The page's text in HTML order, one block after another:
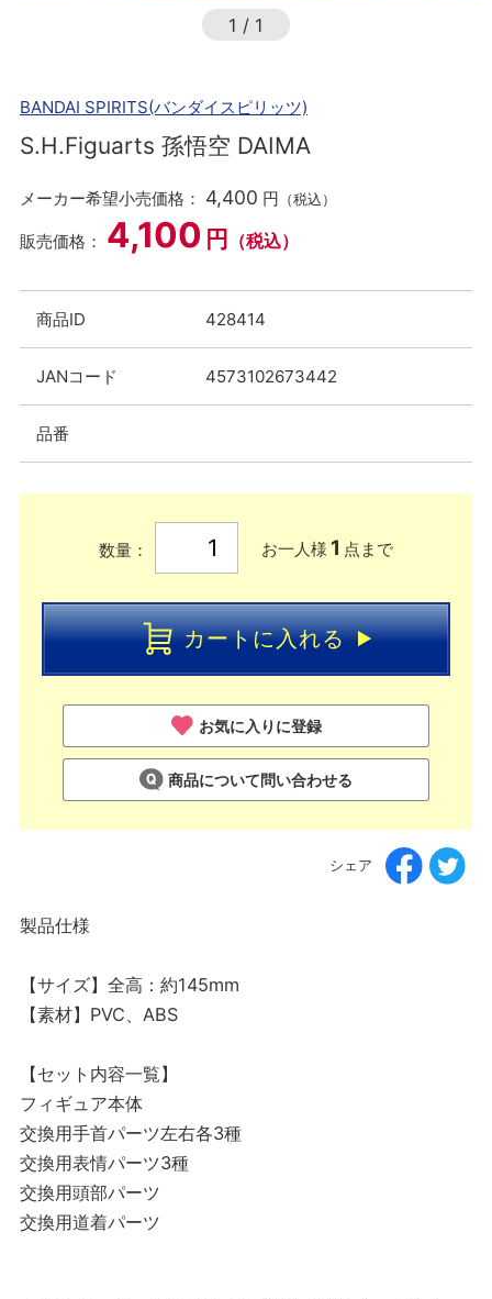
1 / 1
BANDAI SPIRITS(バンダイスピリッツ)
S.H.Figuarts 孫悟空 DAIMA
メーカー希望小売価格： 4,400 円 （税込）
販売価格： 4,100 円 （税込）
商品ID 428414
JANコード 4573102673442
品番
数量： お一人様 1 点まで
カートに入れる
お気に入りに登録
商品について問い合わせる
シェア
製品仕様
【サイズ】全高：約145mm
【素材】PVC、ABS
【セット内容一覧】
フィギュア本体
交換用手首パーツ左右各3種
交換用表情パーツ3種
交換用頭部パーツ
交換用道着パーツ